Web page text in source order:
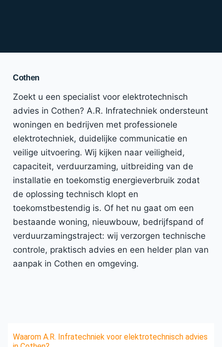
Cothen
Zoekt u een specialist voor elektrotechnisch
advies in Cothen? A.R. Infratechniek ondersteunt
woningen en bedrijven met professionele
elektrotechniek, duidelijke communicatie en
veilige uitvoering. Wij kijken naar veiligheid,
capaciteit, verduurzaming, uitbreiding van de
installatie en toekomstig energieverbruik zodat
de oplossing technisch klopt en
toekomstbestendig is. Of het nu gaat om een
bestaande woning, nieuwbouw, bedrijfspand of
verduurzamingstraject: wij verzorgen technische
controle, praktisch advies en een helder plan van
aanpak in Cothen en omgeving.
Waarom A.R. Infratechniek voor elektrotechnisch advies